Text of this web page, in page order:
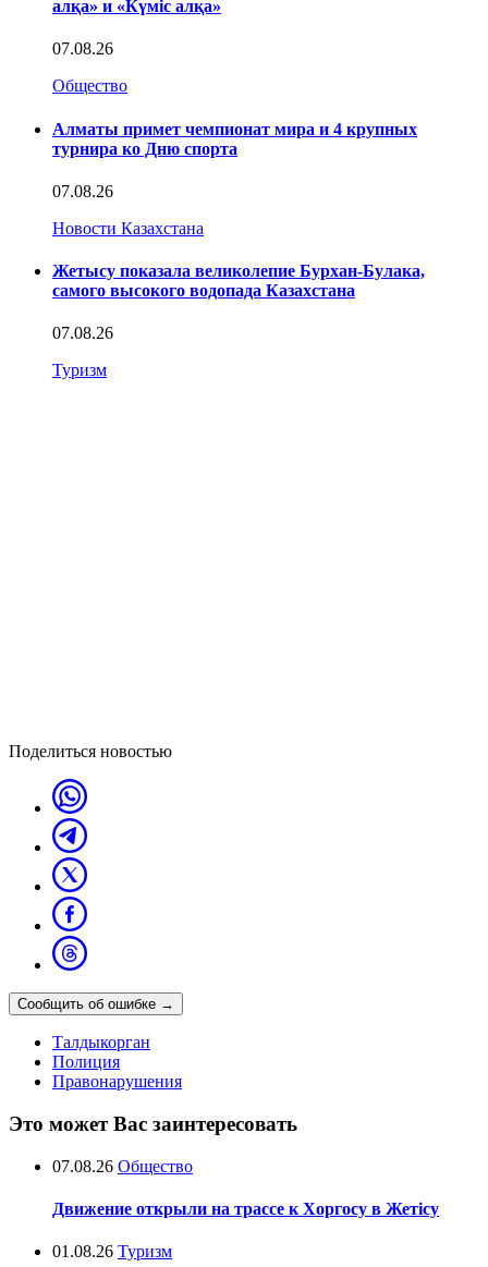
алқа» и «Күміс алқа»
07.08.26
Общество
Алматы примет чемпионат мира и 4 крупных
турнира ко Дню спорта
07.08.26
Новости Казахстана
Жетысу показала великолепие Бурхан-Булака,
самого высокого водопада Казахстана
07.08.26
Туризм
Поделиться новостью
Сообщить об ошибке →
Талдыкорган
Полиция
Правонарушения
Это может Вас заинтересовать
07.08.26 Общество
Движение открыли на трассе к Хоргосу в Жетісу
01.08.26 Туризм